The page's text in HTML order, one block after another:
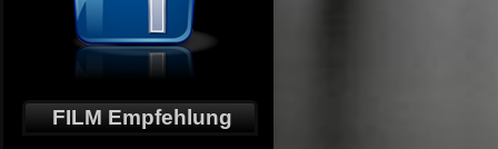
FILM Empfehlung